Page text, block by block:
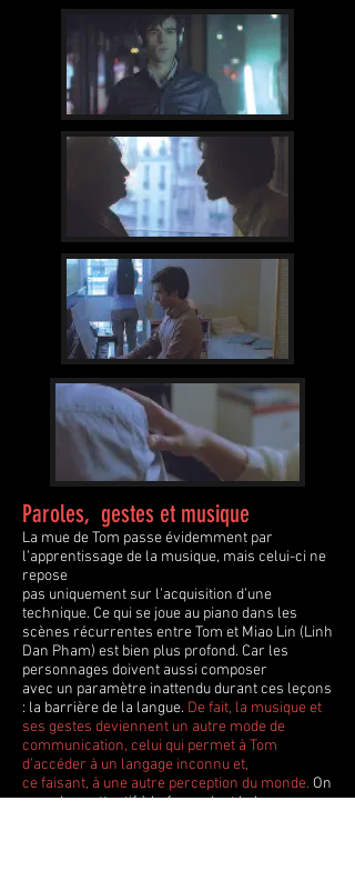
Paroles, gestes et musique
La mue de Tom passe évidemment par
l’apprentissage de la musique, mais celui-ci ne
repose
pas uniquement sur l’acquisition d’une
technique. Ce qui se joue au piano dans les
scènes récurrentes entre Tom et Miao Lin (Linh
Dan Pham) est bien plus profond. Car les
personnages doivent aussi composer
avec un paramètre inattendu durant ces leçons
: la barrière de la langue. De fait, la musique et
ses gestes deviennent un autre mode de
communication, celui qui permet à Tom
d’accéder à un langage inconnu et,
ce faisant, à une autre perception du monde. On
sera donc attentif à la façon dont le langage